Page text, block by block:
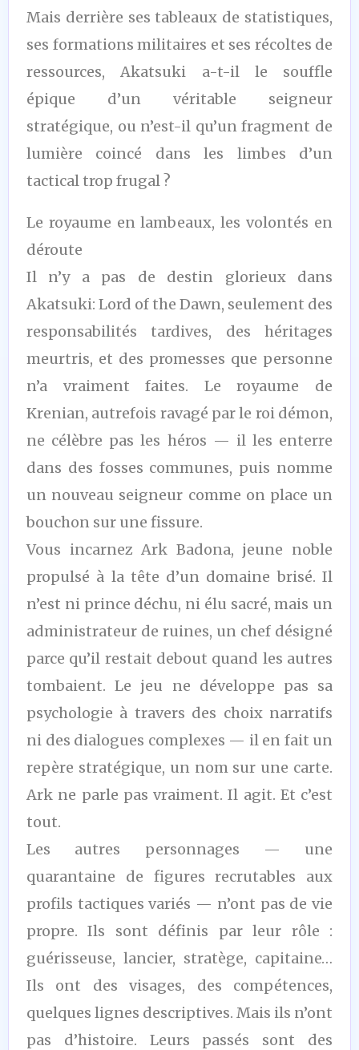
Mais derrière ses tableaux de statistiques,
ses formations militaires et ses récoltes de
ressources, Akatsuki a-t-il le souffle
épique d’un véritable seigneur
stratégique, ou n’est-il qu’un fragment de
lumière coincé dans les limbes d’un
tactical trop frugal ?
Le royaume en lambeaux, les volontés en
déroute
Il n’y a pas de destin glorieux dans
Akatsuki: Lord of the Dawn, seulement des
responsabilités tardives, des héritages
meurtris, et des promesses que personne
n’a vraiment faites. Le royaume de
Krenian, autrefois ravagé par le roi démon,
ne célèbre pas les héros — il les enterre
dans des fosses communes, puis nomme
un nouveau seigneur comme on place un
bouchon sur une fissure.
Vous incarnez Ark Badona, jeune noble
propulsé à la tête d’un domaine brisé. Il
n’est ni prince déchu, ni élu sacré, mais un
administrateur de ruines, un chef désigné
parce qu’il restait debout quand les autres
tombaient. Le jeu ne développe pas sa
psychologie à travers des choix narratifs
ni des dialogues complexes — il en fait un
repère stratégique, un nom sur une carte.
Ark ne parle pas vraiment. Il agit. Et c’est
tout.
Les autres personnages — une
quarantaine de figures recrutables aux
profils tactiques variés — n’ont pas de vie
propre. Ils sont définis par leur rôle :
guérisseuse, lancier, stratège, capitaine…
Ils ont des visages, des compétences,
quelques lignes descriptives. Mais ils n’ont
pas d’histoire. Leurs passés sont des